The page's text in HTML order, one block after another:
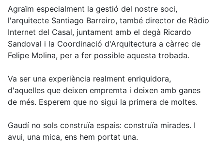
Agraïm especialment la gestió del nostre soci,
l'arquitecte Santiago Barreiro, també director de Ràdio
Internet del Casal, juntament amb el degà Ricardo
Sandoval i la Coordinació d'Arquitectura a càrrec de
Felipe Molina, per a fer possible aquesta trobada.
Va ser una experiència realment enriquidora,
d'aquelles que deixen empremta i deixen amb ganes
de més. Esperem que no sigui la primera de moltes.
Gaudí no sols construïa espais: construïa mirades. I
avui, una mica, ens hem portat una.